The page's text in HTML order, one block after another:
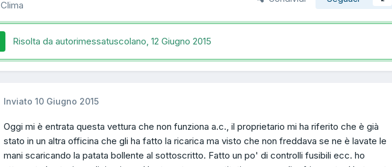
Clima
Risolta da autorimessatuscolano, 12 Giugno 2015
Inviato 10 Giugno 2015
Oggi mi è entrata questa vettura che non funziona a.c., il proprietario mi ha riferito che è già
stato in un altra officina che gli ha fatto la ricarica ma visto che non freddava se ne è lavate le
mani scaricando la patata bollente al sottoscritto. Fatto un po' di controlli fusibili ecc. ho